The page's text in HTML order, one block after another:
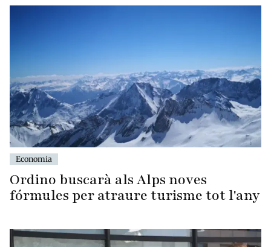
Economia
Ordino buscarà als Alps noves
fórmules per atraure turisme tot l'any